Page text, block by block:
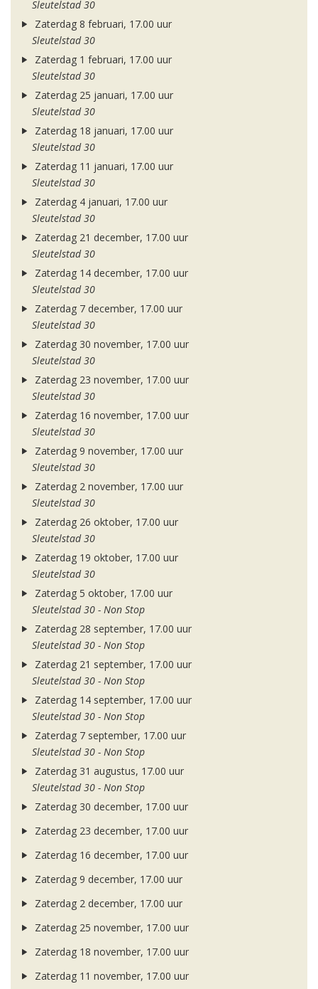
Sleutelstad 30
Zaterdag 8 februari, 17.00 uur
Sleutelstad 30
Zaterdag 1 februari, 17.00 uur
Sleutelstad 30
Zaterdag 25 januari, 17.00 uur
Sleutelstad 30
Zaterdag 18 januari, 17.00 uur
Sleutelstad 30
Zaterdag 11 januari, 17.00 uur
Sleutelstad 30
Zaterdag 4 januari, 17.00 uur
Sleutelstad 30
Zaterdag 21 december, 17.00 uur
Sleutelstad 30
Zaterdag 14 december, 17.00 uur
Sleutelstad 30
Zaterdag 7 december, 17.00 uur
Sleutelstad 30
Zaterdag 30 november, 17.00 uur
Sleutelstad 30
Zaterdag 23 november, 17.00 uur
Sleutelstad 30
Zaterdag 16 november, 17.00 uur
Sleutelstad 30
Zaterdag 9 november, 17.00 uur
Sleutelstad 30
Zaterdag 2 november, 17.00 uur
Sleutelstad 30
Zaterdag 26 oktober, 17.00 uur
Sleutelstad 30
Zaterdag 19 oktober, 17.00 uur
Sleutelstad 30
Zaterdag 5 oktober, 17.00 uur
Sleutelstad 30 - Non Stop
Zaterdag 28 september, 17.00 uur
Sleutelstad 30 - Non Stop
Zaterdag 21 september, 17.00 uur
Sleutelstad 30 - Non Stop
Zaterdag 14 september, 17.00 uur
Sleutelstad 30 - Non Stop
Zaterdag 7 september, 17.00 uur
Sleutelstad 30 - Non Stop
Zaterdag 31 augustus, 17.00 uur
Sleutelstad 30 - Non Stop
Zaterdag 30 december, 17.00 uur
Zaterdag 23 december, 17.00 uur
Zaterdag 16 december, 17.00 uur
Zaterdag 9 december, 17.00 uur
Zaterdag 2 december, 17.00 uur
Zaterdag 25 november, 17.00 uur
Zaterdag 18 november, 17.00 uur
Zaterdag 11 november, 17.00 uur